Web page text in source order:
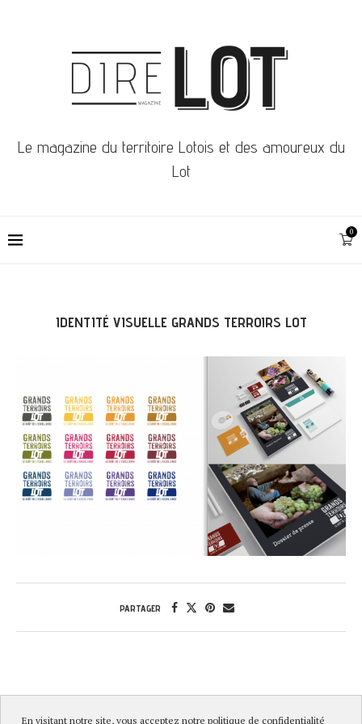
En visitant notre site, vous acceptez notre politique de confidentialité
Le magazine du territoire Lotois et des amoureux du
Lot
0
IDENTITÉ VISUELLE GRANDS TERROIRS LOT
PARTAGER